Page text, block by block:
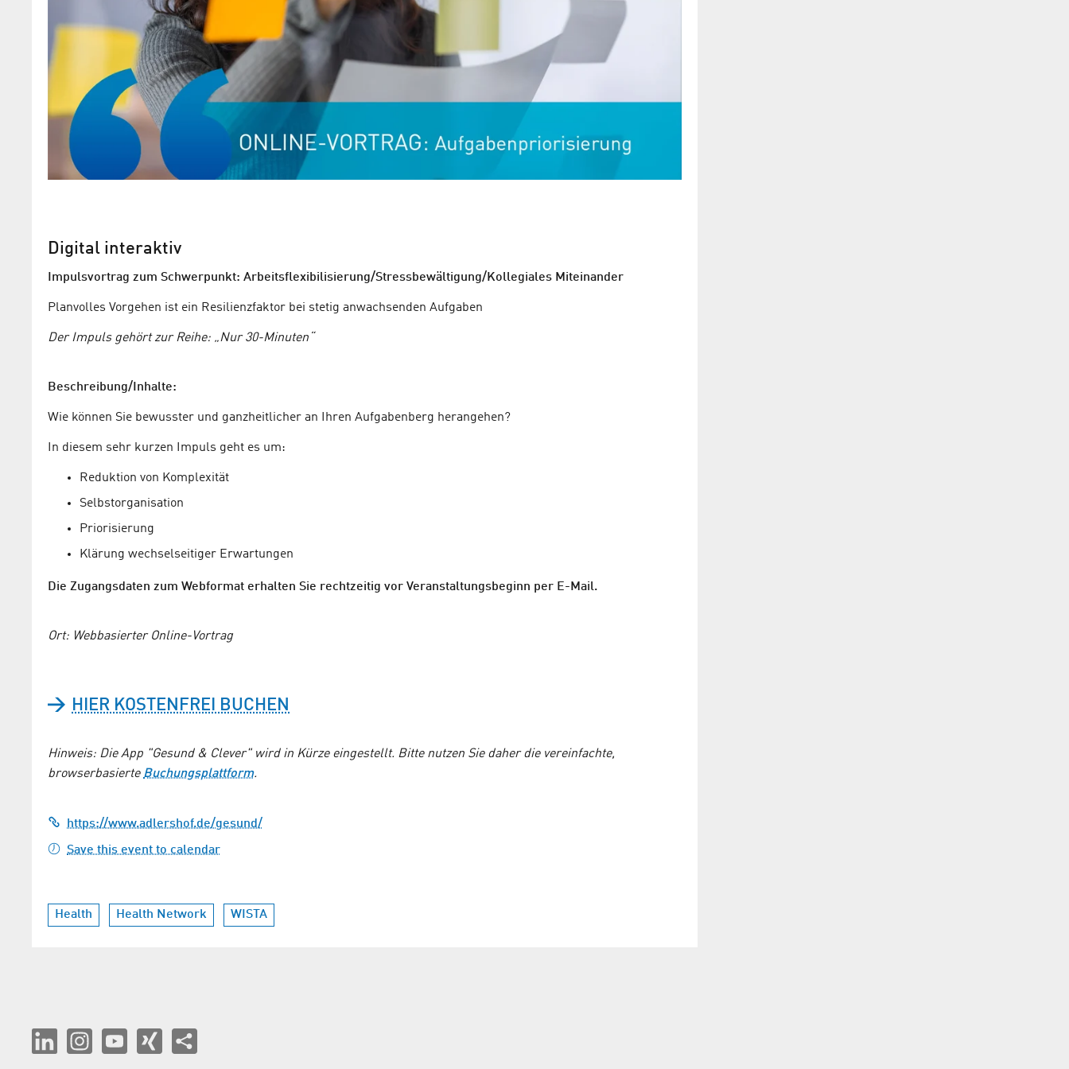
Digital interaktiv
Impulsvortrag zum Schwerpunkt: Arbeitsflexibilisierung/Stressbewältigung/Kollegiales Miteinander
Planvolles Vorgehen ist ein Resilienzfaktor bei stetig anwachsenden Aufgaben
Der Impuls gehört zur Reihe: „Nur 30-Minuten“
Beschreibung/Inhalte:
Wie können Sie bewusster und ganzheitlicher an Ihren Aufgabenberg herangehen?
In diesem sehr kurzen Impuls geht es um:
Reduktion von Komplexität
Selbstorganisation
Priorisierung
Klärung wechselseitiger Erwartungen
Die Zugangsdaten zum Webformat erhalten Sie rechtzeitig vor Veranstaltungsbeginn per E-Mail.
Ort: Webbasierter Online-Vortrag
HIER KOSTENFREI BUCHEN
Hinweis: Die App "Gesund & Clever" wird in Kürze eingestellt. Bitte nutzen Sie daher die vereinfachte,
browserbasierteBuchungsplattform.
https://www.adlershof.de/gesund/
Save this event to calendar
Health Health Network WISTA